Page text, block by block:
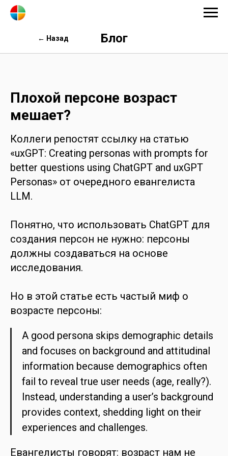
Блог
← Назад
Плохой персоне возраст
мешает?
Коллеги репостят ссылку на статью
«uxGPT: Creating personas with prompts for
better questions using ChatGPT and uxGPT
Personas» от очередного евангелиста
LLM.
Понятно, что использовать ChatGPT для
создания персон не нужно: персоны
должны создаваться на основе
исследования.
Но в этой статье есть частый миф о
возрасте персоны:
A good persona skips demographic details
and focuses on background and attitudinal
information because demographics often
fail to reveal true user needs (age, really?).
Instead, understanding a user’s background
provides context, shedding light on their
experiences and challenges.
Евангелисты говорят: возраст нам не